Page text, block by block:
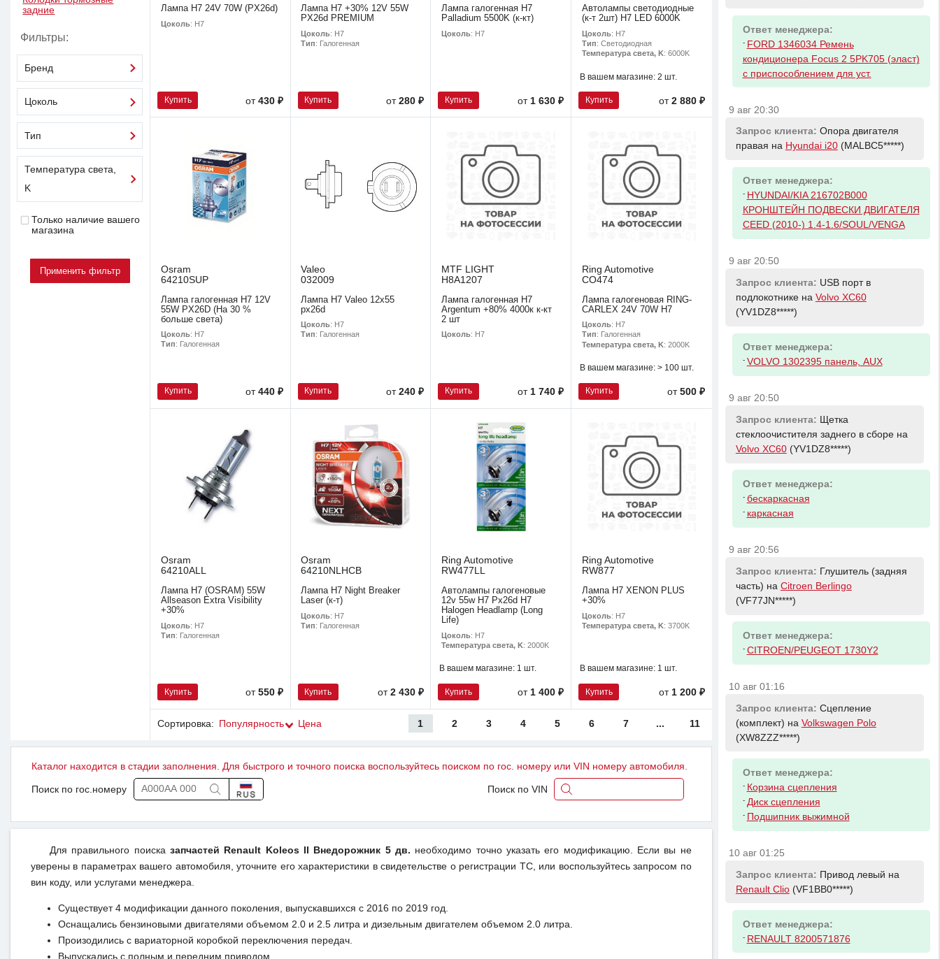
задние
Фильтры:
Бренд
Цоколь
Тип
Температура света,
K
Только наличие вашего
магазина
Лампа H7 24V 70W (PX26d)
Цоколь: H7
Купить от430 ₽
Лампа H7 +30% 12V 55W
PX26d PREMIUM
Цоколь: H7
Тип: Галогенная
Купить от 280 ₽
Лампа галогенная H7
Palladium 5500K (к-кт)
Цоколь: H7
Купить от 1 630 ₽
Автолампы светодиодные
(к-т 2шт) H7 LED 6000K
Цоколь: H7
Тип: Светодиодная
Температура света, K: 6000K
В вашем магазине: 2 шт.
Купить от 2 880 ₽
Osram
64210SUP
Лампа галогенная H7 12V
55W PX26D (На 30 %
больше света)
Цоколь: H7
Тип: Галогенная
Купить от440 ₽
Valeo
032009
Лампа Н7 Valeo 12х55
рx26d
Цоколь: H7
Тип: Галогенная
Купить от 240 ₽
MTF LIGHT
H8A1207
Лампа галогенная H7
Argentum +80% 4000к к-кт
2 шт
Цоколь: H7
Купить от 1 740 ₽
Ring Automotive
CO474
Лампа галогеновая RING-
CARLEX 24V 70W H7
Цоколь: H7
Тип: Галогенная
Температура света, K: 2000K
В вашем магазине: > 100 шт.
Купить от 500 ₽
Osram
64210ALL
Лампа H7 (OSRAM) 55W
Allseason Extra Visibility
+30%
Цоколь: H7
Тип: Галогенная
Купить от550 ₽
Osram
64210NLHCB
Лампа H7 Night Breaker
Laser (к-т)
Цоколь: H7
Тип: Галогенная
Купить от 2 430 ₽
Ring Automotive
RW477LL
Автолампы галогеновые
12v 55w H7 Px26d H7
Halogen Headlamp (Long
Life)
Цоколь: H7
Температура света, K: 2000K
В вашем магазине: 1 шт.
Купить от1 400 ₽
Ring Automotive
RW877
Лампа H7 XENON PLUS
+30%
Цоколь: H7
Температура света, K: 3700K
В вашем магазине: 1 шт.
Купить от 1 200 ₽
Сортировка: Популярность Цена 1 2 3 4 5 6 7 ... 11
Каталог находится в стадии заполнения. Для быстрого и точного поиска воспользуйтесь поиском по гос. номеру или VIN номеру автомобиля.
Поиск по гос.номеру Поиск по VIN
Для правильного поисказапчастей Renault Koleos II Внедорожник 5 дв. необходимо точно указать его модификацию. Если вы не
уверены в параметрах вашего автомобиля, уточните его характеристики в свидетельстве о регистрации ТС, или воспользуйтесь запросом по
вин коду, или услугами менеджера.
Существует 4 модификации данного поколения, выпускавшихся с 2016 по 2019 год.
Оснащались бензиновыми двигателями объемом 2.0 и 2.5 литра и дизельным двигателем объемом 2.0 литра.
Произодились с вариаторной коробкой переключения передач.
Выпускались с полным и передним приводом.
Ответ менеджера:
- FORD 1346034 Ремень
кондиционера Focus 2 5PK705 (эласт)
с приспособлением для уст.
9 авг 20:30
Запрос клиента: Опора двигателя
правая на Hyundai i20(MALBC5*****)
Ответ менеджера:
- HYUNDAI/KIA 216702B000
КРОНШТЕЙН ПОДВЕСКИ ДВИГАТЕЛЯ
CEED (2010-) 1.4-1.6/SOUL/VENGA
9 авг 20:50
Запрос клиента: USB порт в
подлокотнике на Volvo XC60
(YV1DZ8*****)
Ответ менеджера:
- VOLVO 1302395 панель, AUX
9 авг 20:50
Запрос клиента:
Щетка
стеклоочистителя заднего в сборе на
Volvo XC60(YV1DZ8*****)
Ответ менеджера:
- бескаркасная
- каркасная
9 авг 20:56
Запрос клиента: Глушитель (задняя
часть) на Citroen Berlingo
(VF77JN*****)
Ответ менеджера:
- CITROEN/PEUGEOT 1730Y2
10 авг 01:16
Запрос клиента: Сцепление
(комплект) на Volkswagen Polo
(XW8ZZZ*****)
Ответ менеджера:
- Корзина сцепления
- Диск сцепления
- Подшипник выжимной
10 авг 01:25
Запрос клиента: Привод левый на
Renault Clio(VF1BB0*****)
Ответ менеджера:
- RENAULT 8200571876